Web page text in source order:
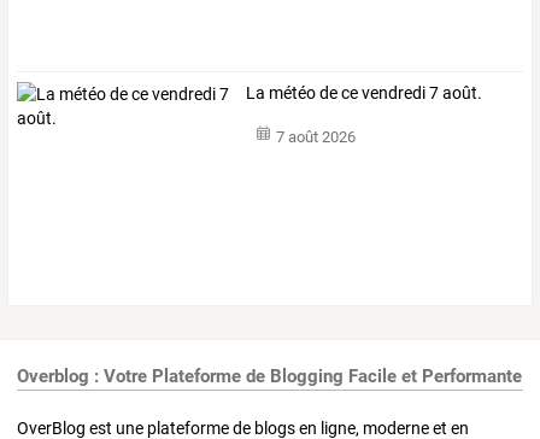
La météo de ce vendredi 7 août.
7 août 2026
Overblog : Votre Plateforme de Blogging Facile et Performante
OverBlog est une plateforme de blogs en ligne, moderne et en